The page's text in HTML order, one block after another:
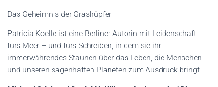
Das Geheimnis der Grashüpfer
Patricia Koelle ist eine Berliner Autorin mit Leidenschaft
fürs Meer – und fürs Schreiben, in dem sie ihr
immerwährendes Staunen über das Leben, die Menschen
und unseren sagenhaften Planeten zum Ausdruck bringt.